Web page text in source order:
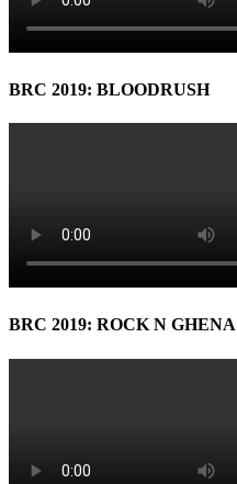
BRC 2019: BLOODRUSH
BRC 2019: ROCK N GHENA